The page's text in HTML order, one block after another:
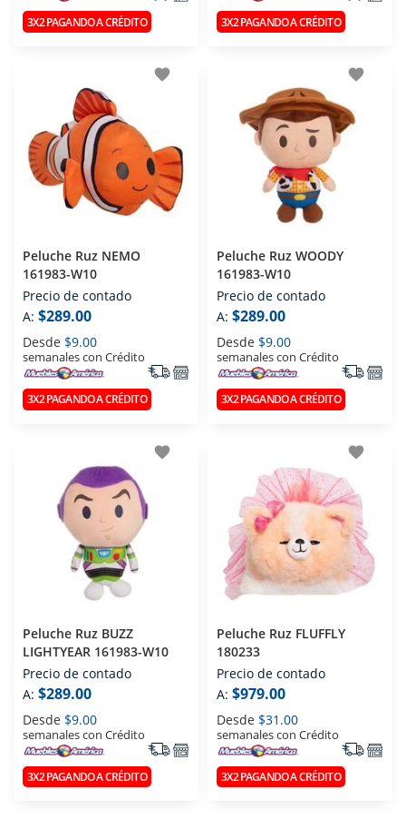
3X2 PAGANDO A CRÉDITO 3X2 PAGANDO A CRÉDITO
favorite
Peluche Ruz NEMO
161983-W10
Precio de contado
A: $289.00
Desde $9.00
semanales con Crédito
3X2 PAGANDO A CRÉDITO
favorite
Peluche Ruz WOODY
161983-W10
Precio de contado
A: $289.00
Desde $9.00
semanales con Crédito
3X2 PAGANDO A CRÉDITO
favorite
Peluche Ruz BUZZ
LIGHTYEAR 161983-W10
Precio de contado
A: $289.00
Desde $9.00
semanales con Crédito
3X2 PAGANDO A CRÉDITO
favorite
Peluche Ruz FLUFFLY
180233
Precio de contado
A: $979.00
Desde $31.00
semanales con Crédito
3X2 PAGANDO A CRÉDITO